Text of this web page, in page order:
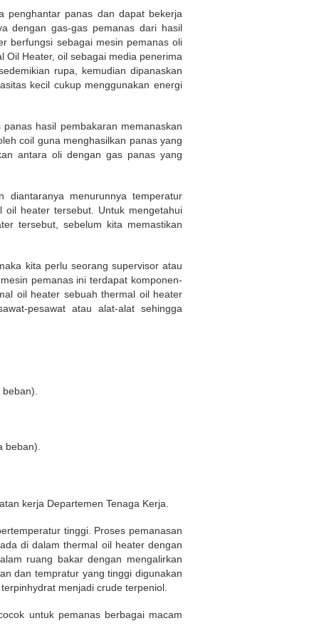
penghantar panas dan dapat bekerja
dengan gas-gas pemanas dari hasil
berfungsi sebagai mesin pemanas oli
Heater, oil sebagai media penerima
rupa, kemudian dipanaskan
kecil cukup menggunakan energi
hasil pembakaran memanaskan
coil guna menghasilkan panas yang
antara oli dengan gas panas yang
diantaranya menurunnya temperatur
oil heater tersebut. Untuk mengetahui
tersebut, sebelum kita memastikan
kita perlu seorang supervisor atau
pemanas ini terdapat komponen-
oil heater sebuah thermal oil heater
pesawat atau alat-alat sehingga
beban).
kerja Departemen Tenaga Kerja.
tinggi. Proses pemanasan
di dalam thermal oil heater dengan
ruang bakar dengan mengalirkan
dan tempratur yang tinggi digunakan
menjadi crude terpeniol.
untuk pemanas berbagai macam